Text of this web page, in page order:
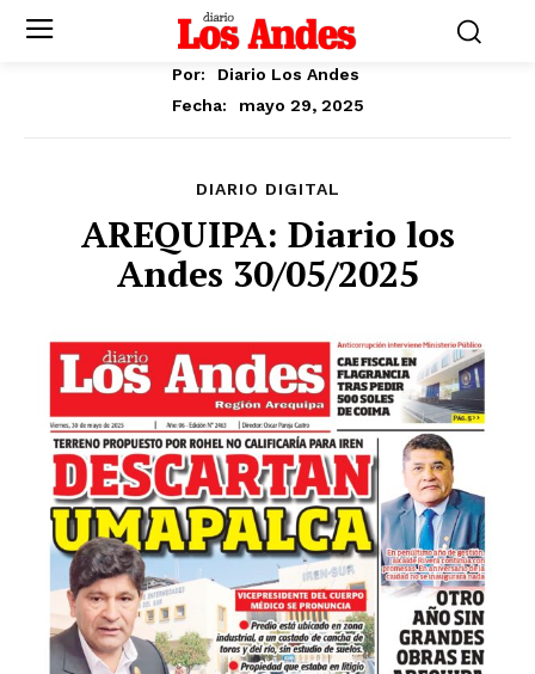
Por:
Diario Los Andes
Fecha:
mayo 29, 2025
DIARIO DIGITAL
AREQUIPA: Diario los
Andes 30/05/2025